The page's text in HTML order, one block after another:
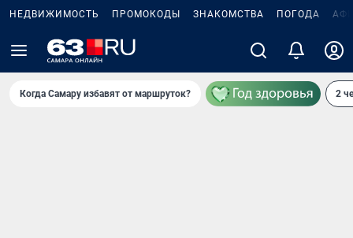
НЕДВИЖИМОСТЬ ПРОМОКОДЫ ЗНАКОМСТВА ПОГОДА
Когда Самару избавят от маршруток? 2